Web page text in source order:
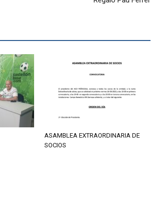
ASAMBLEA EXTRAORDINARIA DE
SOCIOS